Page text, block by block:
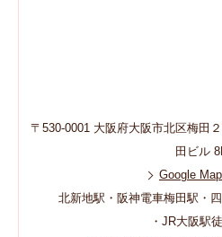
〒530-0001 大阪府大阪市北区梅田
田ビル
Google
北新地駅・阪神電車梅田駅・
・JR大阪駅